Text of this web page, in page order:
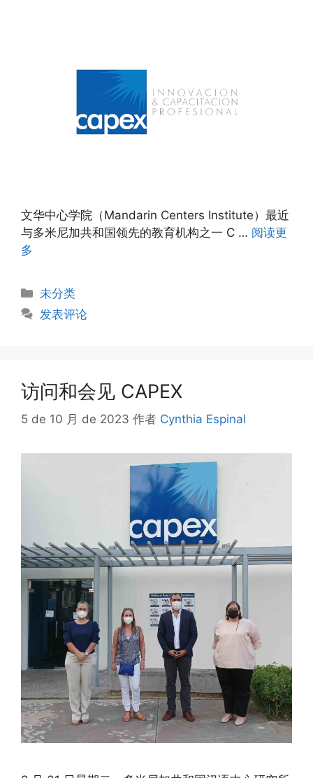
文华中心学院（Mandarin Centers Institute）最近
与多米尼加共和国领先的教育机构之一 C … 阅读更
多
未分类
发表评论
访问和会见 CAPEX
5 de 10 月 de 2023 作者 Cynthia Espinal